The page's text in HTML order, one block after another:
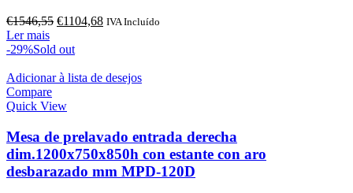
€1546,55 O
original
€1546,55.
€1104,68O
€1104,68.
IVA Incluído
Ler mais
-29%Sold out
Adicionar à lista de desejos
Compare
Quick View
Mesa de prelavado entrada derecha
dim.1200x750x850h con estante con aro
desbarazado mm MPD-120D